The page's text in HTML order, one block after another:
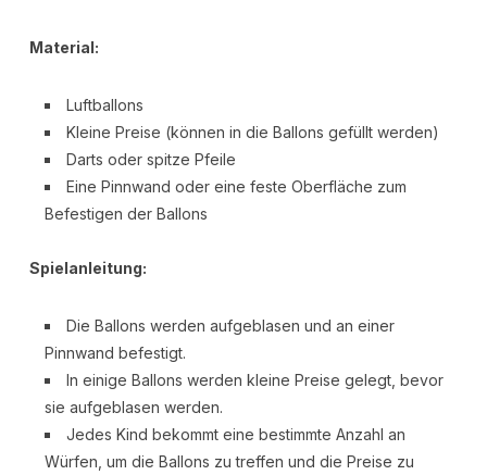
Material:
Luftballons
Kleine Preise (können in die Ballons gefüllt werden)
Darts oder spitze Pfeile
Eine Pinnwand oder eine feste Oberfläche zum
Befestigen der Ballons
Spielanleitung:
Die Ballons werden aufgeblasen und an einer
Pinnwand befestigt.
In einige Ballons werden kleine Preise gelegt, bevor
sie aufgeblasen werden.
Jedes Kind bekommt eine bestimmte Anzahl an
Würfen, um die Ballons zu treffen und die Preise zu